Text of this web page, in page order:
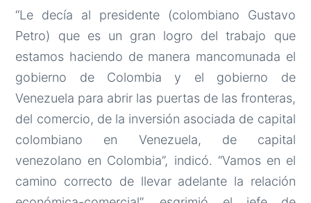
“Le decía al presidente (colombiano Gustavo
Petro) que es un gran logro del trabajo que
estamos haciendo de manera mancomunada el
gobierno de Colombia y el gobierno de
Venezuela para abrir las puertas de las fronteras,
del comercio, de la inversión asociada de capital
colombiano en Venezuela, de capital
venezolano en Colombia”, indicó. “Vamos en el
camino correcto de llevar adelante la relación